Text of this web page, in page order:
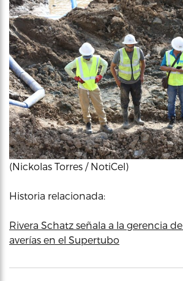
(Nickolas Torres / NotiCel)
Historia relacionada:
Rivera Schatz señala a la gerencia
averías en el Supertubo